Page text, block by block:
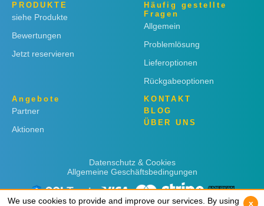
PRODUKTE
siehe Produkte
Bewertungen
Jetzt reservieren
Häufig gestellte
Fragen
Allgemein
Problemlösung
Lieferoptionen
Rückgabeoptionen
Angebote
Partner
Aktionen
KONTAKT
BLOG
ÜBER UNS
Datenschutz & Cookies
Allgemeine Geschäftsbedingungen
We use cookies to provide and improve our services. By using
x
We use cookies to provide and improve our services. By using
x